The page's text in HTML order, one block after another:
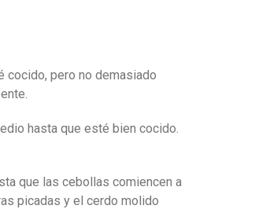
cocido, pero no demasiado
hasta que esté bien cocido.
que las cebollas comiencen a
picadas y el cerdo molido